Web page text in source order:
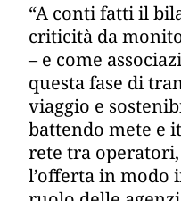
“A conti fatti il
criticità da
– e come
questa fase di
viaggio e
battendo mete e
rete tra
l’offerta in modo